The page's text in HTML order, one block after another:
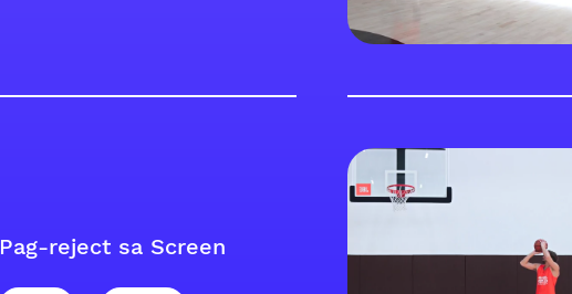
Pag-reject sa Screen